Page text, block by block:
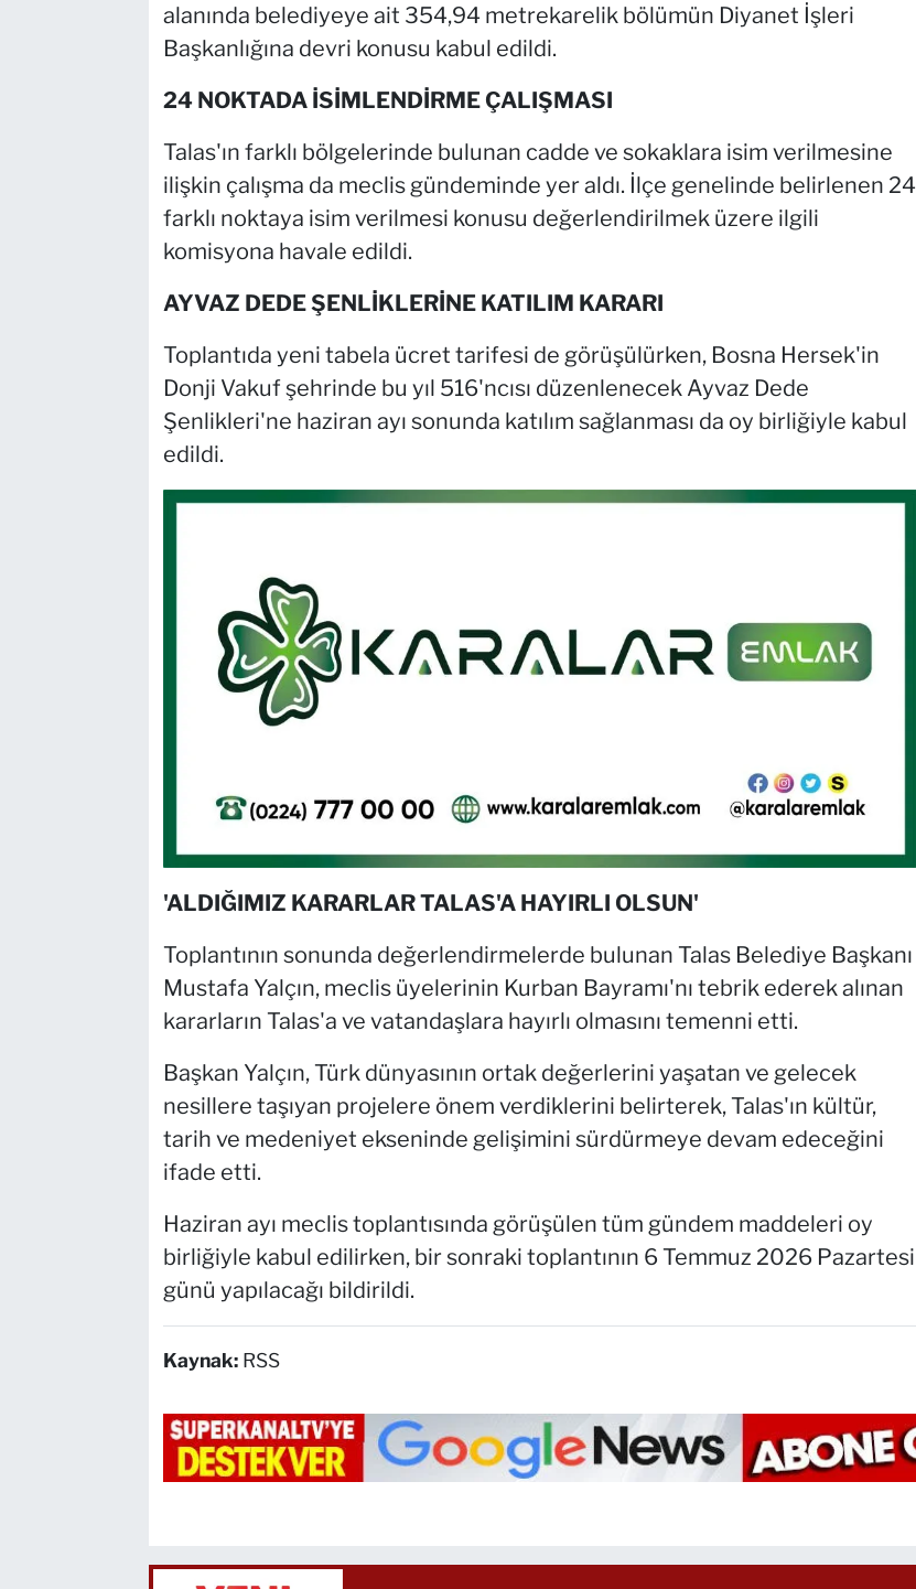
alanında belediyeye ait 354,94 metrekarelik bölümün Diyanet İşleri
Başkanlığına devri konusu kabul edildi.
24 NOKTADA İSİMLENDİRME ÇALIŞMASI
Talas'ın farklı bölgelerinde bulunan cadde ve sokaklara isim verilmesine
ilişkin çalışma da meclis gündeminde yer aldı. İlçe genelinde belirlenen 24
farklı noktaya isim verilmesi konusu değerlendirilmek üzere ilgili
komisyona havale edildi.
AYVAZ DEDE ŞENLİKLERİNE KATILIM KARARI
Toplantıda yeni tabela ücret tarifesi de görüşülürken, Bosna Hersek'in
Donji Vakuf şehrinde bu yıl 516'ncısı düzenlenecek Ayvaz Dede
Şenlikleri'ne haziran ayı sonunda katılım sağlanması da oy birliğiyle kabul
edildi.
'ALDIĞIMIZ KARARLAR TALAS'A HAYIRLI OLSUN'
Toplantının sonunda değerlendirmelerde bulunan Talas Belediye Başkanı
Mustafa Yalçın, meclis üyelerinin Kurban Bayramı'nı tebrik ederek alınan
kararların Talas'a ve vatandaşlara hayırlı olmasını temenni etti.
Başkan Yalçın, Türk dünyasının ortak değerlerini yaşatan ve gelecek
nesillere taşıyan projelere önem verdiklerini belirterek, Talas'ın kültür,
tarih ve medeniyet ekseninde gelişimini sürdürmeye devam edeceğini
ifade etti.
Haziran ayı meclis toplantısında görüşülen tüm gündem maddeleri oy
birliğiyle kabul edilirken, bir sonraki toplantının 6 Temmuz 2026 Pazartesi
günü yapılacağı bildirildi.
Kaynak: RSS